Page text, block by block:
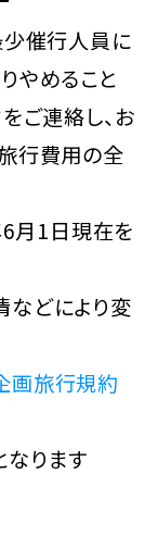
催行人員に
やめること
ご連絡し、お
行費用の全
月1日現在を
どにより変
画旅行規約
ります